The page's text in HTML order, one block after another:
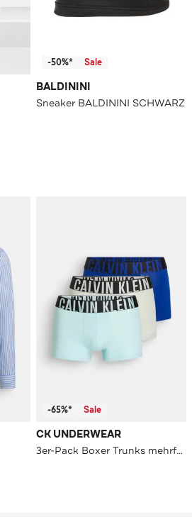
-50%* Sale
BALDININI
Sneaker BALDININI SCHWARZ
-65%* Sale
CK UNDERWEAR
3er-Pack Boxer Trunks mehrfarbig